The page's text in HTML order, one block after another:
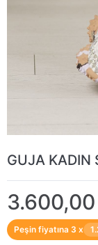
GUJA KADIN
Peşin fiyatına 3 x